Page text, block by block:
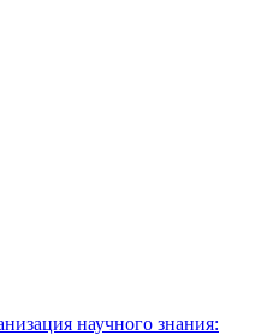
научного знания: